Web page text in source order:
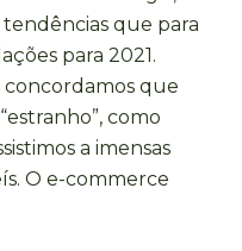
que para
para 2021.
concordamos que
como
a imensas
O e-commerce